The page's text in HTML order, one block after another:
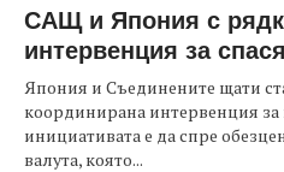
САЩ и Япония с
интервенция за
Япония и Съединените щати
координирана интервенция за
инициативата е да спре
валута, която...